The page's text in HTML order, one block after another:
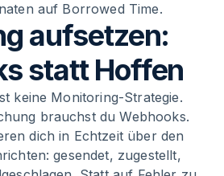
auf Borrowed Time.
aufsetzen:
statt Hoffen
keine Monitoring-Strategie.
brauchst du Webhooks.
dich in Echtzeit über den
gesendet, zugestellt,